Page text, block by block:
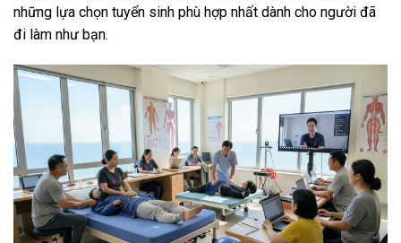
những lựa chọn tuyển sinh phù hợp nhất dành cho người đã
đi làm như bạn.